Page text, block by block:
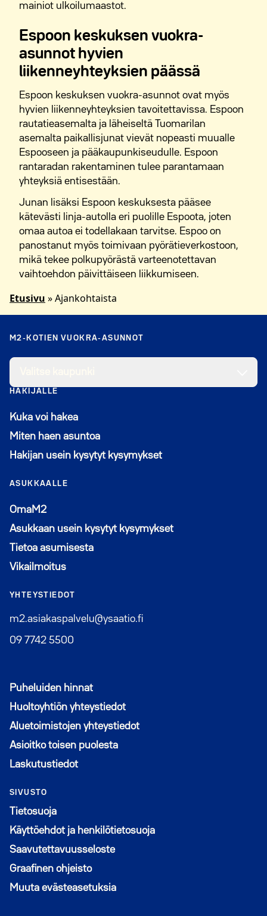
mainiot ulkoilumaastot.
Espoon keskuksen vuokra-
asunnot hyvien
liikenneyhteyksien päässä
Espoon keskuksen vuokra-asunnot ovat myös
hyvien liikenneyhteyksien tavoitettavissa. Espoon
rautatieasemalta ja läheiseltä Tuomarilan
asemalta paikallisjunat vievät nopeasti muualle
Espooseen ja pääkaupunkiseudulle. Espoon
rantaradan rakentaminen tulee parantamaan
yhteyksiä entisestään.
Junan lisäksi Espoon keskuksesta pääsee
kätevästi linja-autolla eri puolille Espoota, joten
omaa autoa ei todellakaan tarvitse. Espoo on
panostanut myös toimivaan pyörätieverkostoon,
mikä tekee polkupyörästä varteenotettavan
vaihtoehdon päivittäiseen liikkumiseen.
Etusivu »Ajankohtaista
M2-KOTIEN VUOKRA-ASUNNOT
HAKIJALLE
Kuka voi hakea
Miten haen asuntoa
Hakijan usein kysytyt kysymykset
ASUKKAALLE
OmaM2Avautuu uuteen ikkunaan
Asukkaan usein kysytyt kysymykset
Tietoa asumisesta
Vikailmoitus
YHTEYSTIEDOT
m2.asiakaspalvelu@ysaatio.fi
09 7742 5500
Puheluiden hinnat
Huoltoyhtiön yhteystiedot
Aluetoimistojen yhteystiedot
Asioitko toisen puolesta
Laskutustiedot
SIVUSTO
Tietosuoja
Käyttöehdot ja henkilötietosuoja
Saavutettavuusseloste
Graafinen ohjeisto
Muuta evästeasetuksia